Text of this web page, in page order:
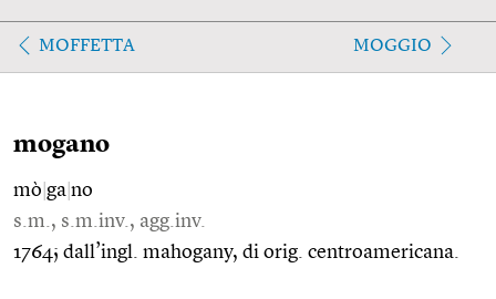
MOFFETTA MOGGIO
mogano
mò ga no
s.m., s.m.inv., agg.inv.
1764; dall’ingl. mahogany, di orig. centroamericana.